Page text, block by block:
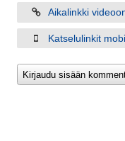
Aikalinkki
Katselulinkit